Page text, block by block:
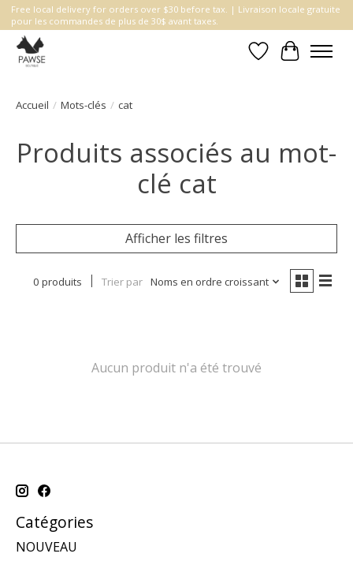
Free local delivery for orders over $30 before tax. | Livraison locale gratuite
pour les commandes de plus de 30$ avant taxes.
Liste dePanier
Accueil / Mots-clés / cat
Produits associés au mot-
clé cat
Afficher les filtres
0 produits Trier par Noms en ordre croissant
Aucun produit n'a été trouvé
Catégories
NOUVEAU